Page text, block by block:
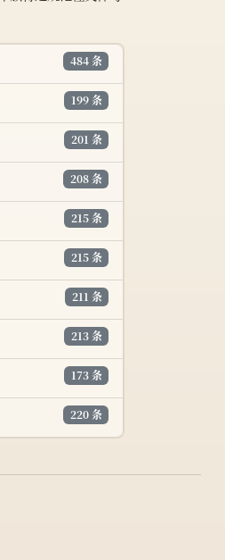
484 条
199 条
201 条
208 条
215 条
215 条
211 条
213 条
173 条
220 条